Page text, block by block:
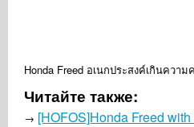
Honda Freed อเนกประสงค์เกินควา
Читайте также:
→ [HOFOS]Honda Freed